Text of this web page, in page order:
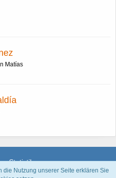
Matías
Statistik
die Nutzung unserer Seite erklären Sie